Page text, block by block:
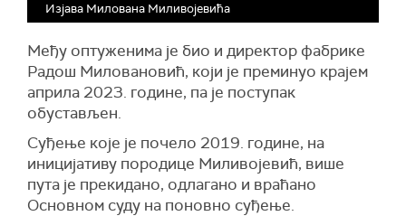
Изјава Милована Миливојевића
Међу оптуженима је био и директор фабрике
Радош Миловановић, који је преминуо крајем
априла 2023. године, па је поступак
обустављен.
Суђење које је почело 2019. године, на
иницијативу породице Миливојевић, више
пута је прекидано, одлагано и враћано
Основном суду на поновно суђење.